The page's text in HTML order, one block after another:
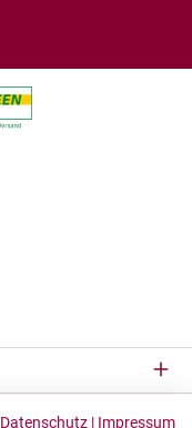
Datenschutz | Impressum